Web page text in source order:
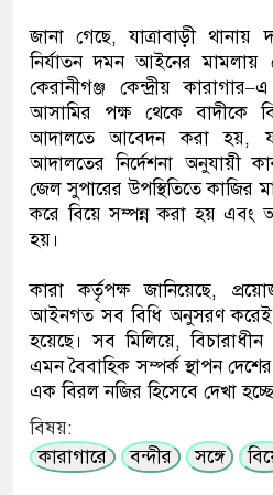
জানা গেছে, যাত্রাবাড়ী
নির্যাতন দমন আইনের মামলায়
কেরানীগঞ্জ কেন্দ্রীয়
আসামির পক্ষ থেকে বাদীকে
আদালতে আবেদন করা হয়,
আদালতের নির্দেশনা অনুযায়ী
জেল সুপারের উপস্থিতিতে কাজির
করে বিয়ে সম্পন্ন করা হয় এবং
হয়।
কারা কর্তৃপক্ষ জানিয়েছে,
আইনগত সব বিধি অনুসরণ করেই
হয়েছে। সব মিলিয়ে,
এমন বৈবাহিক সম্পর্ক স্থাপন
এক বিরল নজির হিসেবে দেখা
বিষয়:
কারাগারে
বন্দীর সঙ্গে